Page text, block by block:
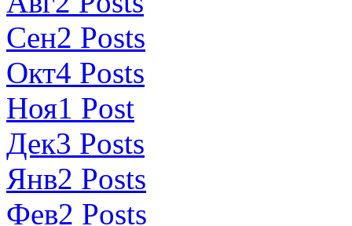
Сен2 Posts
Окт4 Posts
Ноя1 Post
Дек3 Posts
Янв2 Posts
Фев2 Posts